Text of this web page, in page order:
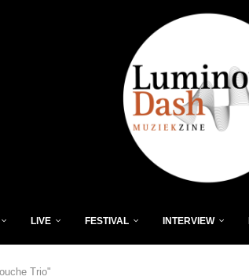
LIVE FESTIVAL INTERVIEW
Trio"